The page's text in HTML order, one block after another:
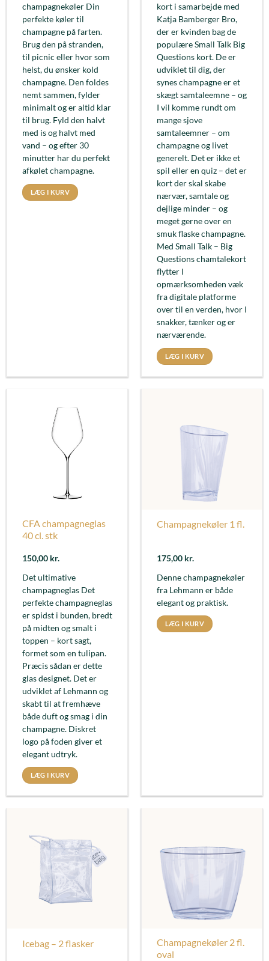
champagnekøler Din
perfekte køler til
champagne på farten.
Brug den på stranden,
til picnic eller hvor som
helst, du ønsker kold
champagne. Den foldes
nemt sammen, fylder
minimalt og er altid klar
til brug. Fyld den halvt
med is og halvt med
vand – og efter 30
minutter har du perfekt
afkølet champagne.
LÆG I KURV
kort i samarbejde med
Katja Bamberger Bro,
der er kvinden bag de
populære Small Talk Big
Questions kort. De er
udviklet til dig, der
synes champagne er et
skægt samtaleemne – og
I vil komme rundt om
mange sjove
samtaleemner – om
champagne og livet
generelt. Det er ikke et
spil eller en quiz – det er
kort der skal skabe
nærvær, samtale og
dejlige minder – og
meget gerne over en
smuk flaske champagne.
Med Small Talk – Big
Questions chamtalekort
flytter I
opmærksomheden væk
fra digitale platforme
over til en verden, hvor I
snakker, tænker og er
nærværende.
LÆG I KURV
CFA champagneglas
40 cl. stk
150,00 kr.
Det ultimative
champagneglas Det
perfekte champagneglas
er spidst i bunden, bredt
på midten og smalt i
toppen – kort sagt,
formet som en tulipan.
Præcis sådan er dette
glas designet. Det er
udviklet af Lehmann og
skabt til at fremhæve
både duft og smag i din
champagne. Diskret
logo på foden giver et
elegant udtryk.
LÆG I KURV
Champagnekøler 1 fl.
175,00 kr.
Denne champagnekøler
fra Lehmann er både
elegant og praktisk.
LÆG I KURV
Icebag – 2 flasker
Champagnekøler 2 fl.
oval